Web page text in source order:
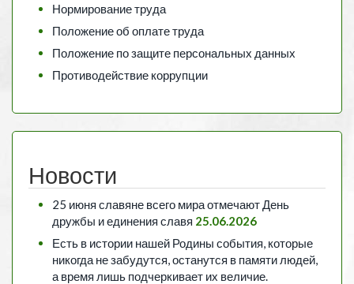
Нормирование труда
Положение об оплате труда
Положение по защите персональных данных
Противодействие коррупции
Новости
25 июня славяне всего мира отмечают День
дружбы и единения славя 25.06.2026
Есть в истории нашей Родины события, которые
никогда не забудутся, останутся в памяти людей,
а время лишь подчеркивает их величие.